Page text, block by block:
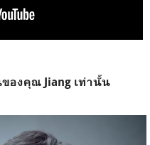
องคุณ Jiang เท่านั้น